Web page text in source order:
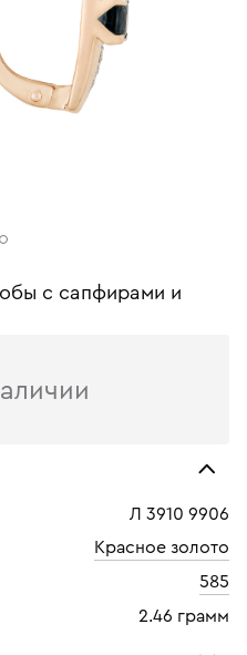
c сапфирами и
Л 3910 9906
Красное золото
585
2.46 грамм